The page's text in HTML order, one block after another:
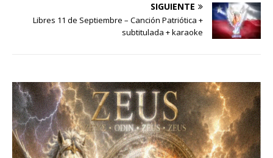
SIGUIENTE
Libres 11 de Septiembre – Canción Patriótica +
subtitulada + karaoke